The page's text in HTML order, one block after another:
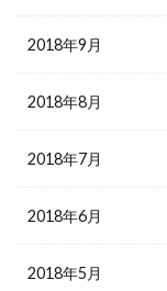
2018年9月
2018年8月
2018年7月
2018年6月
2018年5月